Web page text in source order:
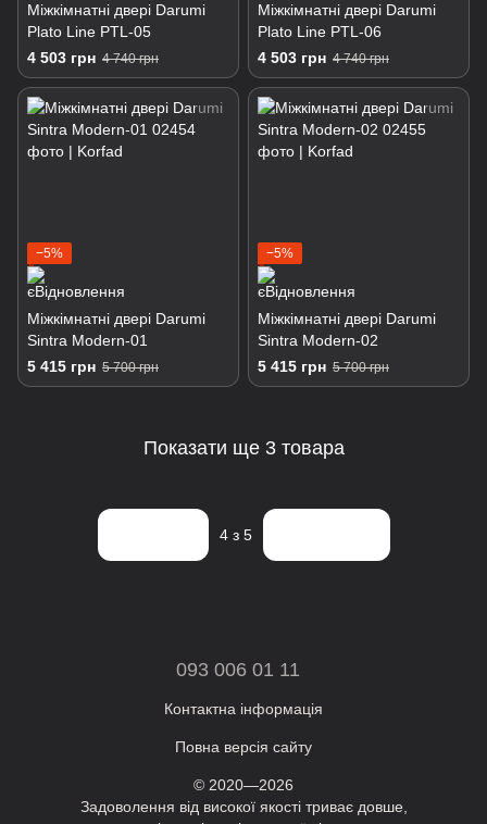
Міжкімнатні двері Darumi
Plato Line PTL-05
4 503 грн 4 740 грн
Міжкімнатні двері Darumi
Plato Line PTL-06
4 503 грн 4 740 грн
−5%
Міжкімнатні двері Darumi
Sintra Modern-01
5 415 грн 5 700 грн
−5%
Міжкімнатні двері Darumi
Sintra Modern-02
5 415 грн 5 700 грн
Показати ще 3 товара
4з 5
093 006 01 11
Контактна інформація
Повна версія сайту
© 2020—2026
Задоволення від високої якості триває довше,